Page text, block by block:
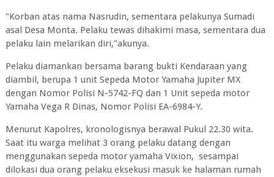
"Korban atas nama Nasrudin, sementara pelakunya Sumadi
asal Desa Monta. Pelaku tewas dihakimi masa, sementara dua
pelaku lain melarikan diri,"akunya.
Pelaku diamankan bersama barang bukti Kendaraan yang
diambil, berupa 1 unit Sepeda Motor Yamaha Jupiter MX
dengan Nomor Polisi N-5742-FQ dan 1 Unit sepeda motor
Yamaha Vega R Dinas, Nomor Polisi EA-6984-Y.
Menurut Kapolres, kronologisnya berawal Pukul 22.30 wita.
Saat itu warga melihat 3 orang pelaku datang dengan
menggunakan sepeda motor yamaha Vixion, sesampai
dilokasi dua orang pelaku eksekusi masuk ke halaman rumah